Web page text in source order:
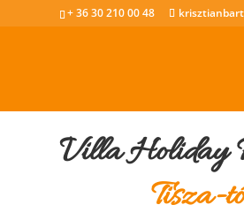
+ 36 30 210 00 48
Villa Holiday
Tisza-